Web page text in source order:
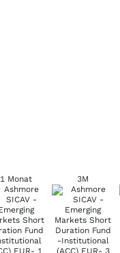
1 Monat 3M